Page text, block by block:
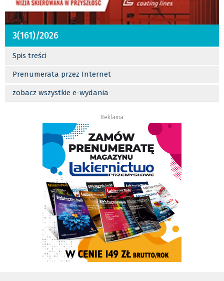
3(161)/2026
Spis treści
Prenumerata przez Internet
zobacz wszystkie e-wydania
Reklama